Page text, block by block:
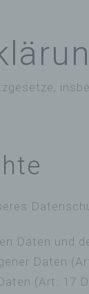
Daten und
Daten
(Art. 17